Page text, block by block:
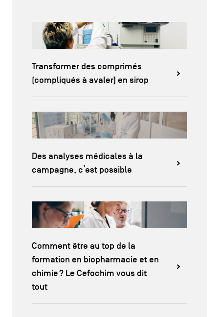
Transformer des comprimés
(compliqués à avaler) en sirop
Des analyses médicales à la
campagne, c’est possible
Comment être au top de la
formation en biopharmacie et en
chimie ? Le Cefochim vous dit
tout